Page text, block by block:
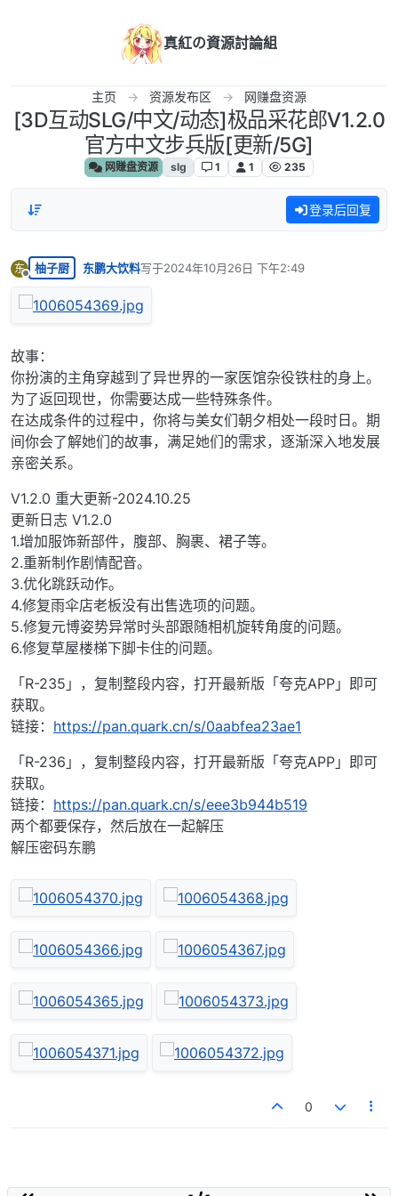
真紅の資源討論組
主页 资源发布区 网赚盘资源
[3D互动SLG/中文/动态]极品采花郎V1.2.0
官方中文步兵版[更新/5G]
网赚盘资源 slg 1 1 235
登录后回复
东
离线
柚子厨 东鹏大饮料写于2024年10月26日 下午2:49
最后由 编辑
故事：
你扮演的主角穿越到了异世界的一家医馆杂役铁柱的身上。
为了返回现世，你需要达成一些特殊条件。
在达成条件的过程中，你将与美女们朝夕相处一段时日。期
间你会了解她们的故事，满足她们的需求，逐渐深入地发展
亲密关系。
V1.2.0 重大更新-2024.10.25
更新日志 V1.2.0
1.增加服饰新部件，腹部、胸裹、裙子等。
2.重新制作剧情配音。
3.优化跳跃动作。
4.修复雨伞店老板没有出售选项的问题。
5.修复元博姿势异常时头部跟随相机旋转角度的问题。
6.修复草屋楼梯下脚卡住的问题。
「R-235」，复制整段内容，打开最新版「夸克APP」即可
获取。
链接： https://pan.quark.cn/s/0aabfea23ae1
「R-236」，复制整段内容，打开最新版「夸克APP」即可
获取。
链接： https://pan.quark.cn/s/eee3b944b519
两个都要保存，然后放在一起解压
解压密码东鹏
0